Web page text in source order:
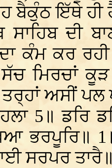
ਬੈਕੁੰਠ ਇੱਥੇ ਹੀ
ਦੀ
ਕੰਮ ਕਰ
ਮਿਰਚਾਂ
ਅਸੀਂ
5॥ ਡਰਿ
ਭਰਪੂਰਿ॥
ਸਰਪਰ